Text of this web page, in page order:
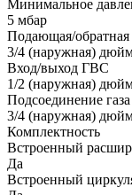
Минимальное
5 мбар
Подающая/
3/4 (наружная)
Вход/выход ГВС
1/2 (наружная)
Подсоединение
3/4 (наружная)
Комплектность
Встроенный
Да
Встроенный